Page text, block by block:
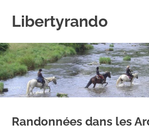
contentLibertyrando
spécialiste
de
la
randonnée
à
cheval
Randonnées dans les